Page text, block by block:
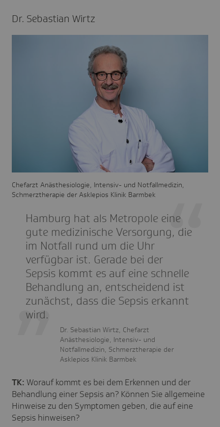
Dr. Sebas­tian Wirtz
Chefarzt Anästhesiologie, Intensiv- und Notfallmedizin,
Schmerztherapie der Asklepios Klinik Barmbek
Hamburg hat als Metropole eine
gute medizinische Versorgung, die
im Notfall rund um die Uhr
verfügbar ist. Gerade bei der
Sepsis kommt es auf eine schnelle
Behandlung an, entscheidend ist
zunächst, dass die Sepsis erkannt
wird.
Dr. Sebastian Wirtz, Chefarzt
Anästhesiologie, Intensiv- und
Notfallmedizin, Schmerztherapie der
Asklepios Klinik Barmbek
TK: Worauf kommt es bei dem Erkennen und der
Behandlung einer Sepsis an? Können Sie allgemeine
Hinweise zu den Symptomen geben, die auf eine
Sepsis hinweisen?